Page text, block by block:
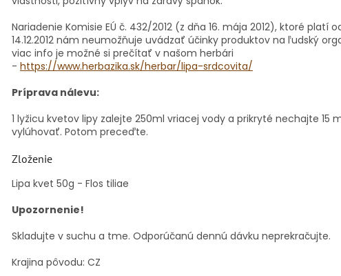
Nariadenie Komisie EÚ č. 432/2012 (z dňa 16. mája 2012), ktoré platí
14.12.2012 nám neumožňuje uvádzať účinky produktov na ľudský
viac info je možné si prečítať v našom herbári
- https://www.herbazika.sk/herbar/lipa-srdcovita/
Príprava nálevu:
1 lyžicu kvetov lipy zalejte 250ml vriacej vody a prikryté nechajte 15
vylúhovať. Potom preceďte.
Zloženie
Lipa kvet 50g - Flos tiliae
Upozornenie!
Skladujte v suchu a tme. Odporúčanú dennú dávku neprekračujte.
Krajina pôvodu: CZ